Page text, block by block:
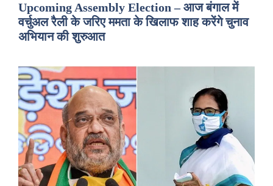
Upcoming Assembly Election – आज बंगाल में
वर्चुअल रैली के जरिए ममता के खिलाफ शाह करेंगे चुनाव
अभियान की शुरुआत